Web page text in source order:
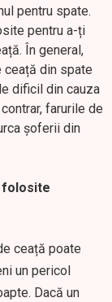
pentru spate.
pentru a-ți
În general,
din spate
dificil din cauza
farurile de
șoferii din
folosite
ceață poate
un pericol
Dacă un